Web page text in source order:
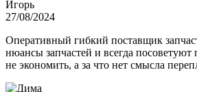
Игорь
27/08/2024
Оперативный гибкий поставщик
нюансы запчастей и всегда
не экономить, а за что нет смысла